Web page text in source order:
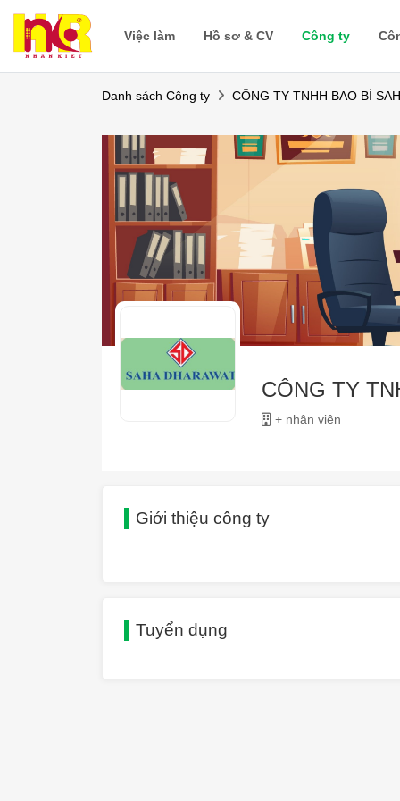
Việc làm Hồ sơ & CV Công ty
Danh sách Công ty CÔNG TY TNHH BAO BÌ
CÔNG TY
+ nhân viên
Giới thiệu công ty
Tuyển dụng